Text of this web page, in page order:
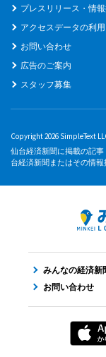
プレスリリース・情
アクセスデータの利
お問い合わせ
広告のご案内
スタッフ募集
Copyright 2026 SimpleText
仙台経済新聞に掲載の記
台経済新聞またはその情報
みんなの経済新
お問い合わせ